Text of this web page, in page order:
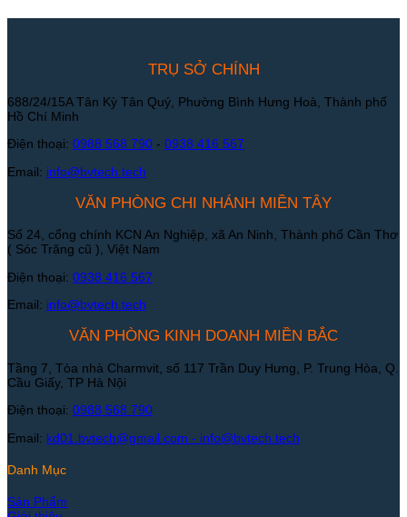
TRỤ SỞ CHÍNH
688/24/15A Tân Kỳ Tân Quý, Phường Bình Hưng Hoà, Thành phố
Hồ Chí Minh
Điện thoại: 0988 568 790 - 0938 416 567
Email: info@bvtech.tech
VĂN PHÒNG CHI NHÁNH MIỀN TÂY
Số 24, cổng chính KCN An Nghiệp, xã An Ninh, Thành phố Cần Thơ
( Sóc Trăng cũ ), Việt Nam
Điện thoại: 0938 416 567
Email: info@bvtech.tech
VĂN PHÒNG KINH DOANH MIỀN BẮC
Tầng 7, Tòa nhà Charmvit, số 117 Trần Duy Hưng, P. Trung Hòa, Q.
Cầu Giấy, TP Hà Nội
Điện thoại: 0988 568 790
Email: kd01.bvtech@gmail.com - info@bvtech.tech
Danh Mục
Sản Phẩm